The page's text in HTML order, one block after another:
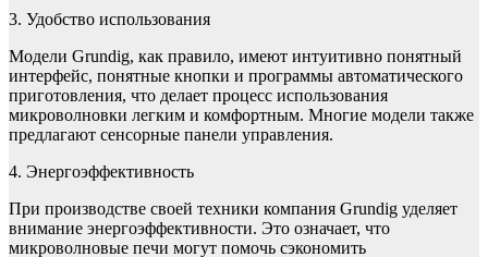
3. Удобство использования
Модели Grundig, как правило, имеют интуитивно понятный
интерфейс, понятные кнопки и программы автоматического
приготовления, что делает процесс использования
микроволновки легким и комфортным. Многие модели также
предлагают сенсорные панели управления.
4. Энергоэффективность
При производстве своей техники компания Grundig уделяет
внимание энергоэффективности. Это означает, что
микроволновые печи могут помочь сэкономить